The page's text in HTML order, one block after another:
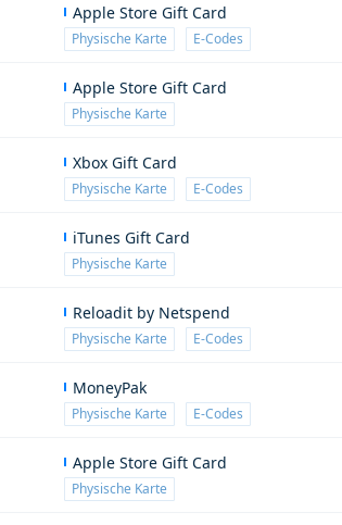
Apple Store Gift Card
Physische Karte E-Codes
Apple Store Gift Card
Physische Karte
Xbox Gift Card
Physische Karte E-Codes
iTunes Gift Card
Physische Karte
Reloadit by Netspend
Physische Karte E-Codes
MoneyPak
Physische Karte E-Codes
Apple Store Gift Card
Physische Karte